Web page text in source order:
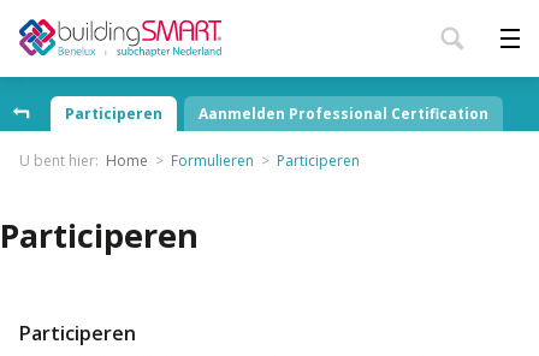
Participeren Aanmelden Professional Certification
U bent hier: Home Formulieren Participeren
Participeren
Participeren